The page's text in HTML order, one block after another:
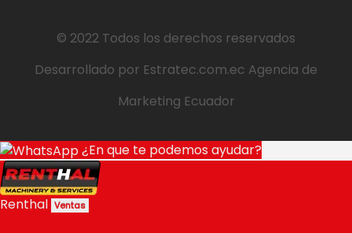
© 2022 Todos los derechos reservados
Desarrollado por Estratec.com.ec Agencia de
Marketing Ecuador
¿En que te podemos ayudar?
Renthal Ventas